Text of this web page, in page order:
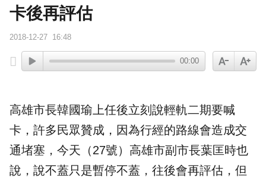
卡後再評估
2018-12-27 16:48
00:00
高雄市長韓國瑜 上任後立刻說輕軌二期要喊
卡，許多民眾贊成，因為行經的路線會造成交
通堵塞，今天（27號）高雄市副市長葉匡時也
說，說不蓋只是暫停不蓋，往後會再評估，但